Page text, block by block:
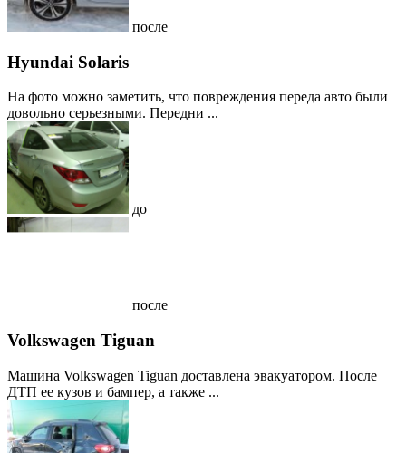
после
Hyundai Solaris
На фото можно заметить, что повреждения переда авто были
довольно серьезными. Передни ...
до
после
Volkswagen Tiguan
Машина Volkswagen Tiguan доставлена эвакуатором. После
ДТП ее кузов и бампер, а также ...